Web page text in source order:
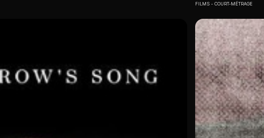
FILMS COURT-MÉTRAGE